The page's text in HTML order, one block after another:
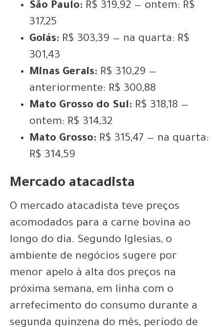
São Paulo: R$ 319,92 — ontem: R$
317,25
Goiás: R$ 303,39 — na quarta: R$
301,43
Minas Gerais: R$ 310,29 —
anteriormente: R$ 300,88
Mato Grosso do Sul: R$ 318,18 —
ontem: R$ 314,32
Mato Grosso: R$ 315,47 — na quarta:
R$ 314,59
Mercado atacadista
O mercado atacadista teve preços
acomodados para a carne bovina ao
longo do dia. Segundo Iglesias, o
ambiente de negócios sugere por
menor apelo à alta dos preços na
próxima semana, em linha com o
arrefecimento do consumo durante a
segunda quinzena do mês, período de